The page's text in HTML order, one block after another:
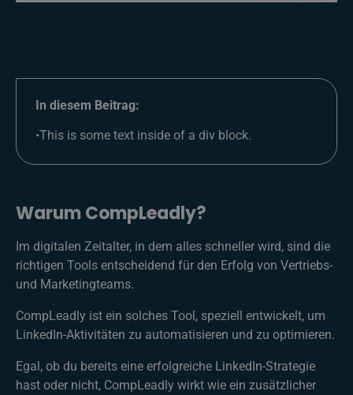
In diesem Beitrag:
•This is some text inside of a div block.
Warum CompLeadly?
Im digitalen Zeitalter, in dem alles schneller wird, sind die
richtigen Tools entscheidend für den Erfolg von Vertriebs-
und Marketingteams.
CompLeadly ist ein solches Tool, speziell entwickelt, um
LinkedIn-Aktivitäten zu automatisieren und zu optimieren.
Egal, ob du bereits eine erfolgreiche LinkedIn-Strategie
hast oder nicht, CompLeadly wirkt wie ein zusätzlicher